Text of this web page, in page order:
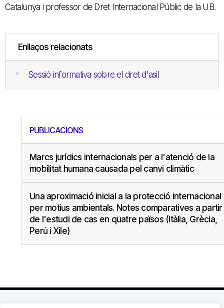
Catalunya i professor de Dret Internacional Públic de la UB.
Enllaços relacionats
Sessió informativa sobre el dret d'asil
PUBLICACIONS
Marcs jurídics internacionals per a l'atenció de la
mobilitat humana causada pel canvi climàtic
Una aproximació inicial a la protecció internacional
per motius ambientals. Notes comparatives a partir
de l'estudi de cas en quatre països (Itàlia, Grècia,
Perú i Xile)